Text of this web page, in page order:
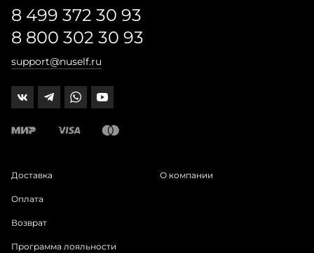
8 499 372 30 93
8 800 302 30 93
support@nuself.ru
Доставка
Оплата
Возврат
Программа лояльности
О компании